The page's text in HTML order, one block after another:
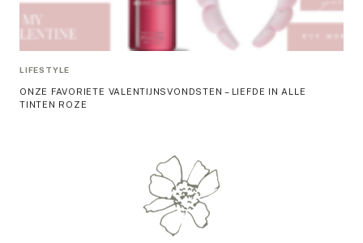
LIFESTYLE
ONZE FAVORIETE VALENTIJNSVONDSTEN – LIEFDE IN ALLE
TINTEN ROZE